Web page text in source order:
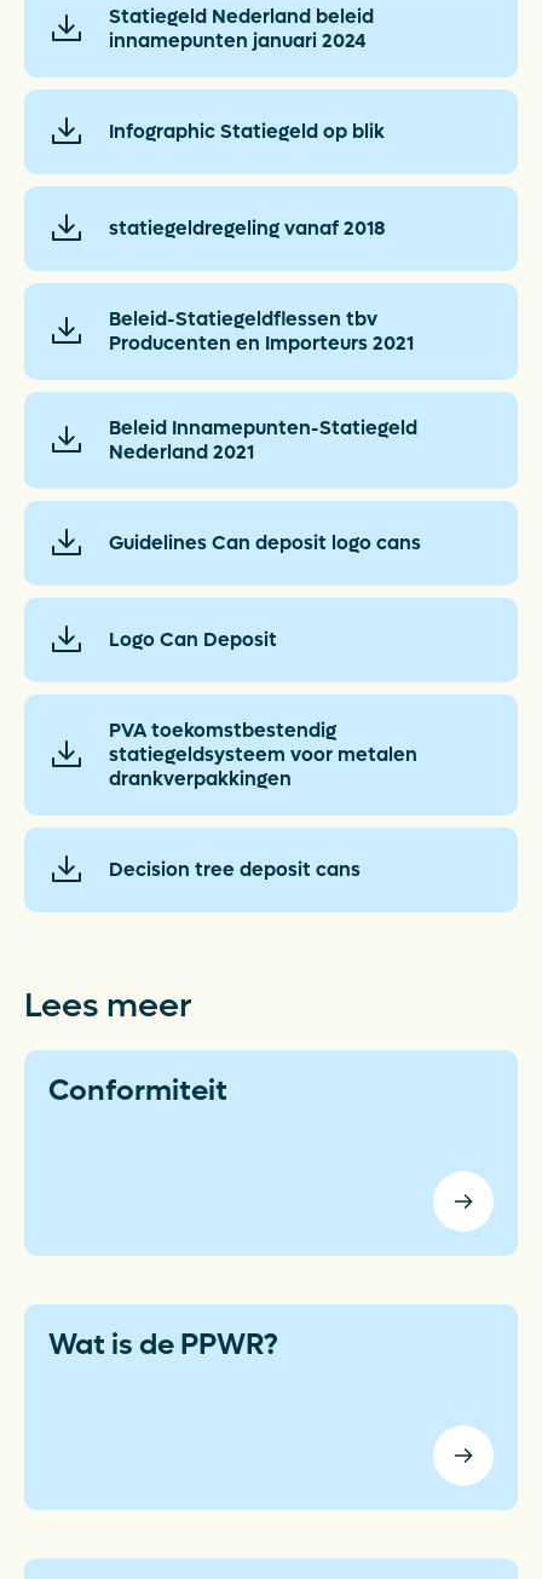
Statiegeld Nederland beleid
innamepunten januari 2024
Infographic Statiegeld op blik
statiegeldregeling vanaf 2018
Beleid-Statiegeldflessen tbv
Producenten en Importeurs 2021
Beleid Innamepunten-Statiegeld
Nederland 2021
Guidelines Can deposit logo cans
Logo Can Deposit
PVA toekomstbestendig
statiegeldsysteem voor metalen
drankverpakkingen
Decision tree deposit cans
Lees meer
Conformiteit
Wat is de PPWR?